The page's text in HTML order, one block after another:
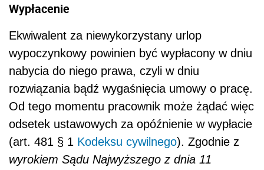
Wypłacenie
Ekwiwalent za niewykorzystany urlop
wypoczynkowy powinien być wypłacony w dniu
nabycia do niego prawa, czyli w dniu
rozwiązania bądź wygaśnięcia umowy o pracę.
Od tego momentu pracownik może żądać więc
odsetek ustawowych za opóźnienie w wypłacie
(art. 481 § 1 Kodeksu cywilnego). Zgodnie z
wyrokiem Sądu Najwyższego z dnia 11